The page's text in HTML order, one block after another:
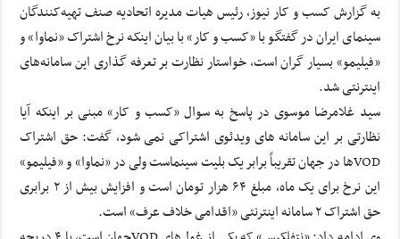
به گزارش کسب و کار نیوز، رئیس هیات مدیره اتحادیه صنف تهیه‌کنندگان
سینمای ایران در گفتگو با «کسب و کار» با بیان اینکه نرخ اشتراک «نماوا» و
«فیلیمو» بسیار گران است، خواستار نظارت بر تعرفه گذاری این سامانه‌های
اینترنتی شد.
سید غلامرضا موسوی در پاسخ به سوال «کسب و کار» مبنی بر اینکه آیا
نظارتی بر این سامانه های ویدئوی اشتراکی نمی شود، گفت: حق اشتراک
VODها در جهان تقریباً برابر یک بلیت سینماست ولی در «نماوا» و «فیلیمو»
این نرخ برای یک ماه، مبلغ ۶۴ هزار تومان است و افزایش بیش از ۲ برابری
حق اشتراک ۲ سامانه‌ اینترنتی «اقدامی خلاف عرف» است.